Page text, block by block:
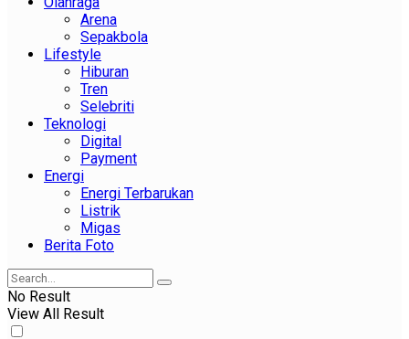
Arena
Sepakbola
Lifestyle
Hiburan
Tren
Selebriti
Teknologi
Digital
Payment
Energi
Energi Terbarukan
Listrik
Migas
Berita Foto
No Result
View All Result